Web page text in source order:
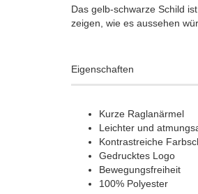
Das gelb-schwarze Schild
zeigen, wie es aussehen
Eigenschaften
Kurze Raglanärmel
Leichter und
Kontrastreiche
Gedrucktes Logo
Bewegungsfreiheit
100% Polyester